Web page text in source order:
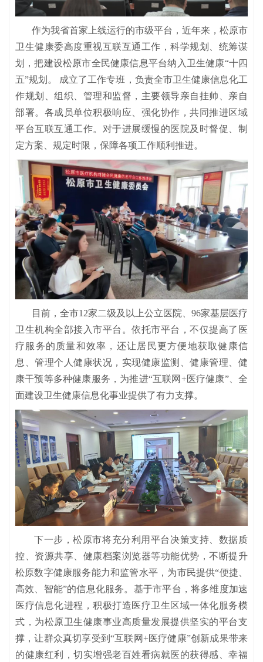
作为我省首家上线运行的市级平台，近年来，松原市
卫生健康委高度重视互联互通工作，科学规划、统筹谋
划，把建设松原市全民健康信息平台纳入卫生健康“十四
五”规划。 成立了工作专班，负责全市卫生健康信息化工
作规划、组织、管理和监督，主要领导亲自挂帅、亲自
部署。各成员单位积极响应、强化协作，共同推进区域
平台互联互通工作。对于进展缓慢的医院及时督促、制
定方案、规定时限，保障各项工作顺利推进。
目前，全市12家二级及以上公立医院、96家基层医疗
卫生机构全部接入市平台。依托市平台，不仅提高了医
疗服务的质量和效率，还让居民更方便地获取健康信
息、管理个人健康状况，实现健康监测、健康管理、健
康干预等多种健康服务，为推进“互联网+医疗健康”、全
面建设卫生健康信息化事业提供了有力支撑。
下一步，松原市将充分利用平台决策支持、数据质
控、资源共享、健康档案浏览器等功能优势，不断提升
松原数字健康服务能力和监管水平，为市民提供“便捷、
高效、智能”的信息化服务。基于市平台，将多维度加速
医疗信息化进程，积极打造医疗卫生区域一体化服务模
式，为松原卫生健康事业高质量发展提供坚实的平台支
撑，让群众真切享受到“互联网+医疗健康”创新成果带来
的健康红利，切实增强老百姓看病就医的获得感、幸福